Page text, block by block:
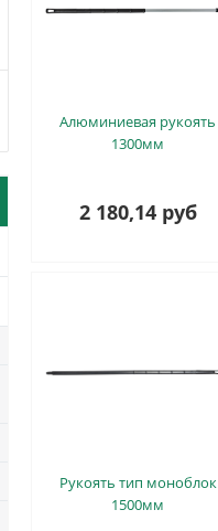
Алюминиевая рукоять
1300мм
2 180,14 руб
Рукоять тип моноблок
1500мм